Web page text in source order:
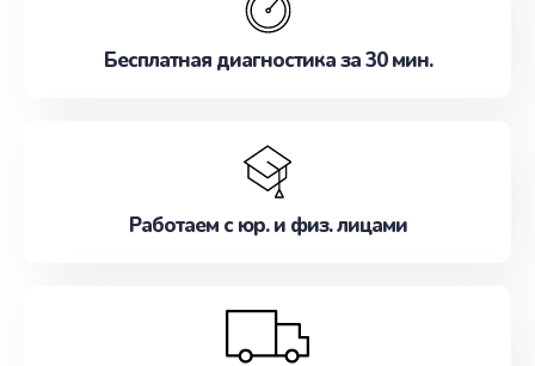
Бесплатная диагностика за 30 мин.
Работаем с юр. и физ. лицами